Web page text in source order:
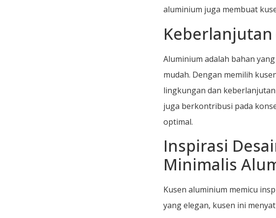
aluminium juga membuat
Keberlanjutan
Aluminium adalah bahan
mudah. Dengan memilih
lingkungan dan
juga berkontribusi pada
optimal.
Inspirasi
Minimalis
Kusen aluminium memicu
yang elegan, kusen ini